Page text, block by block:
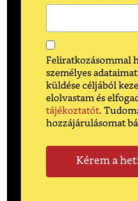
Feliratkozásommal
személyes
küldése céljából
elolvastam és
tájékoztatót.
hozzájárulásomat